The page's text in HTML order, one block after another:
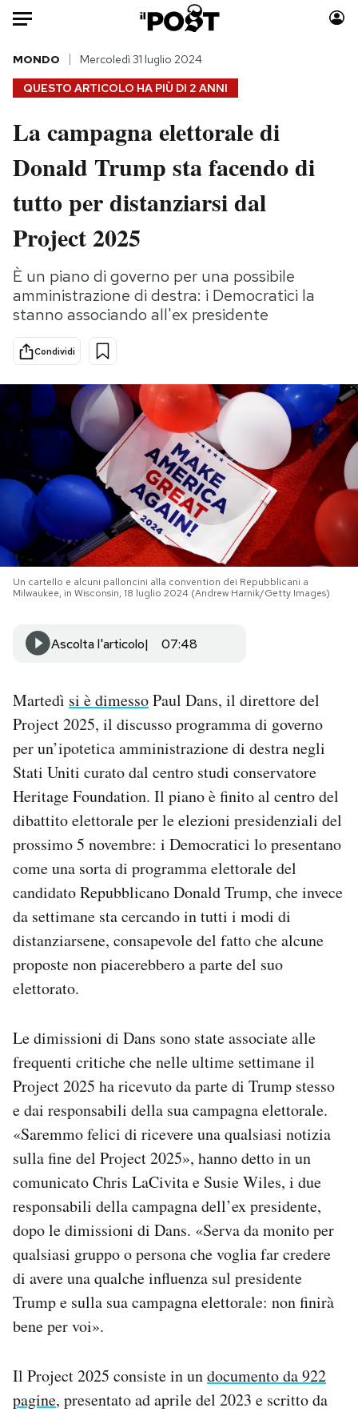
Auto
HOME
Italia
Politica
Tecnologia
Scienza
Cultura
Economia
Sport
Moda
Consumismi
Storie/Idee
Europa
Altrecose
Mondiali calcio 2026
PODCAST
NEWSLETTER
I MIEI PREFERITI
SHOP
CALENDARIO
AREA PERSONALE
Newsletter
Notifiche mobile
Regala il Post
Hai bisogno di aiuto?
Esci
QUESTO ARTICOLO HA PIÙ DI 2 ANNI
MONDO Mercoledì 31 luglio 2024
La campagna elettorale di
Donald Trump sta facendo di
tutto per distanziarsi dal
Project 2025
È un piano di governo per una possibile
amministrazione di destra: i Democratici la
stanno associando all'ex presidente
Condividi
Un cartello e alcuni palloncini alla convention dei Repubblicani a
Milwaukee, in Wisconsin, 18 luglio 2024 (Andrew Harnik/Getty Images)
Ascolta l'articolo 07:48
Martedì si è dimessoPaul Dans, il direttore del
Project 2025, il discusso programma di governo
per un’ipotetica amministrazione di destra negli
Stati Uniti curato dal centro studi conservatore
Heritage Foundation. Il piano è finito al centro del
dibattito elettorale per le elezioni presidenziali del
prossimo 5 novembre: i Democratici lo presentano
come una sorta di programma elettorale del
candidato Repubblicano Donald Trump, che invece
da settimane sta cercando in tutti i modi di
distanziarsene, consapevole del fatto che alcune
proposte non piacerebbero a parte del suo
elettorato.
Le dimissioni di Dans sono state associate alle
frequenti critiche che nelle ultime settimane il
Project 2025 ha ricevuto da parte di Trump stesso
e dai responsabili della sua campagna elettorale.
«Saremmo felici di ricevere una qualsiasi notizia
sulla fine del Project 2025», hanno detto in un
comunicato Chris LaCivita e Susie Wiles, i due
responsabili della campagna dell’ex presidente,
dopo le dimissioni di Dans. «Serva da monito per
qualsiasi gruppo o persona che voglia far credere
di avere una qualche influenza sul presidente
Trump e sulla sua campagna elettorale: non finirà
bene per voi».
Il Project 2025 consiste in undocumento da 922
pagine, presentato ad aprile del 2023 e scritto da